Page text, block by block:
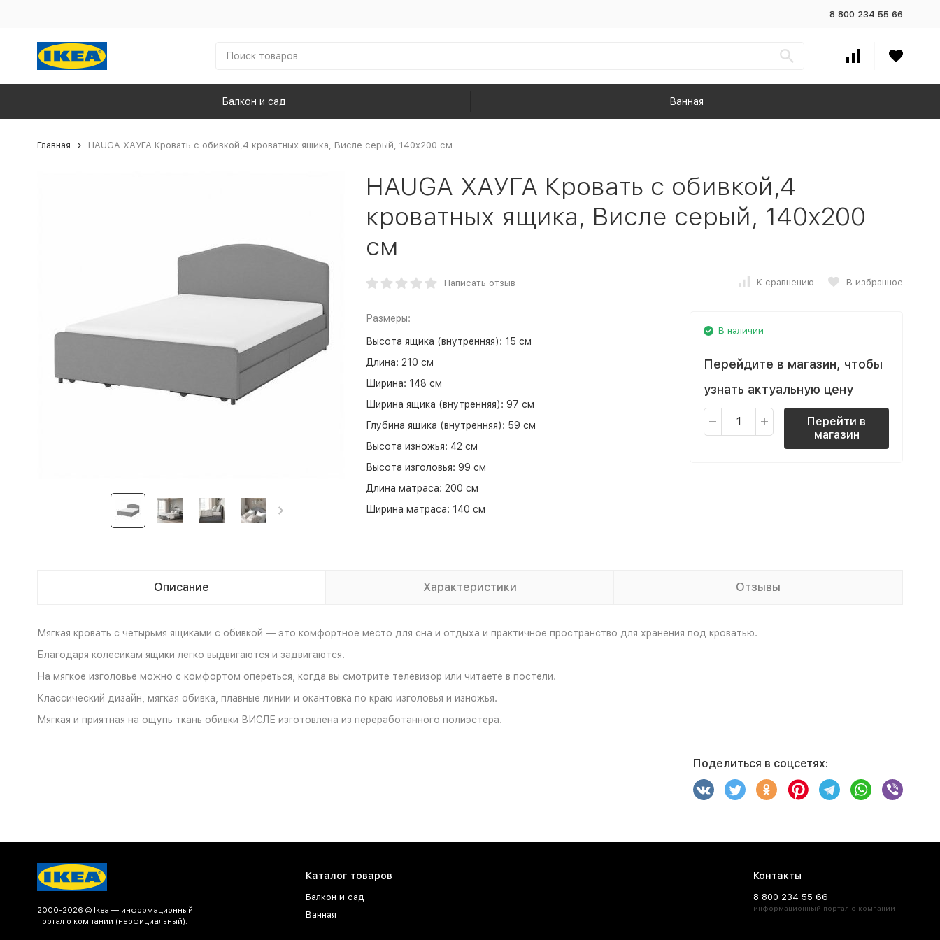
8 800 234 55 66
Балкон и сад Ванная
Главная HAUGA ХАУГА Кровать с обивкой,4 кроватных ящика, Висле серый, 140x200 см
HAUGA ХАУГА Кровать с обивкой,4
кроватных ящика, Висле серый, 140x200
см
Написать отзыв К сравнению В избранное
Размеры:
Высота ящика (внутренняя): 15 см
Длина: 210 см
Ширина: 148 см
Ширина ящика (внутренняя): 97 см
Глубина ящика (внутренняя): 59 см
Высота изножья: 42 см
Высота изголовья: 99 см
Длина матраса: 200 см
Ширина матраса: 140 см
В наличии
Перейдите в магазин, чтобы
узнать актуальную цену
Перейти в
магазин
Описание Характеристики Отзывы
Мягкая кровать с четырьмя ящиками с обивкой — это комфортное место для сна и отдыха и практичное пространство для хранения под кроватью.
Благодаря колесикам ящики легко выдвигаются и задвигаются.
На мягкое изголовье можно с комфортом опереться, когда вы смотрите телевизор или читаете в постели.
Классический дизайн, мягкая обивка, плавные линии и окантовка по краю изголовья и изножья.
Мягкая и приятная на ощупь ткань обивки ВИСЛЕ изготовлена из переработанного полиэстера.
Поделиться в соцсетях:
2000-2026 © Ikea — информационный
портал о компании (неофициальный).
Каталог товаров
Балкон и сад
Ванная
Контакты
8 800 234 55 66
информационный портал о компании